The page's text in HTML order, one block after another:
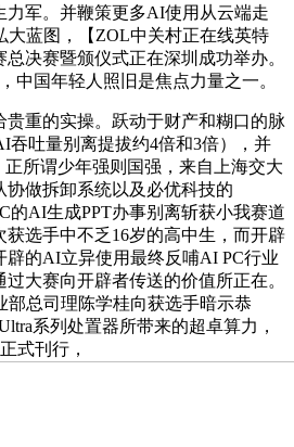
力军。并鞭策更多AI使用从云端走
大蓝图，【ZOL中关村正在线英特
决赛暨颁仪式正在深圳成功举办。
中国年轻人照旧是焦点力量之一。
重的实操。跃动于财产和糊口的脉
吞吐量别离提拔约4倍和3倍），并
正所谓少年强则国强，来自上海交大
协做拆卸系统以及必优科技的
的AI生成PPT办事别离斩获小我赛道
选手中不乏16岁的高中生，而开辟
辟的AI立异使用最终反哺AI PC行业
大赛向开辟者传送的价值所正在。
总司理陈学桂向获选手暗示恭
系列处置器所带来的超卓算力，
式刊行，